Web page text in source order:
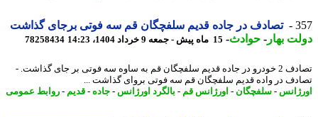
تصادف در جاده قدیم سلفچگان قم سه فوتی برجای گذاشت
بهار -حوادث -15 ماه پیش - جمعه 9 خرداد 1404، 14:23 78258434
تصادف 2 خودرو در جاده قدیم سلفچگان قم به ساوه سه فوتی بر جای گذاشت. -
در واده قدیم سلفچگان قم سه فوتی بروای گذاشت ...
-سلفچگان-اورژانس قم-بالگرد اورژانس -جاده-قدیم-روابط عمومی